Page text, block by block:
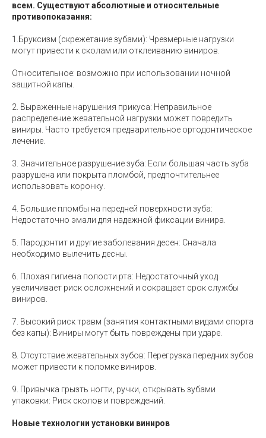
всем. Существуют абсолютные и относительные
противопоказания:
1.Бруксизм (скрежетание зубами): Чрезмерные нагрузки
могут привести к сколам или отклеиванию виниров.
Относительное: возможно при использовании ночной
защитной капы.
2. Выраженные нарушения прикуса: Неправильное
распределение жевательной нагрузки может повредить
виниры. Часто требуется предварительное ортодонтическое
лечение.
3. Значительное разрушение зуба: Если большая часть зуба
разрушена или покрыта пломбой, предпочтительнее
использовать коронку.
4. Большие пломбы на передней поверхности зуба:
Недостаточно эмали для надежной фиксации винира.
5. Пародонтит и другие заболевания десен: Сначала
необходимо вылечить десны.
6. Плохая гигиена полости рта: Недостаточный уход
увеличивает риск осложнений и сокращает срок службы
виниров.
7. Высокий риск травм (занятия контактными видами спорта
без капы): Виниры могут быть повреждены при ударе.
8. Отсутствие жевательных зубов: Перегрузка передних зубов
может привести к поломке виниров.
9. Привычка грызть ногти, ручки, открывать зубами
упаковки: Риск сколов и повреждений.
Новые технологии установки виниров